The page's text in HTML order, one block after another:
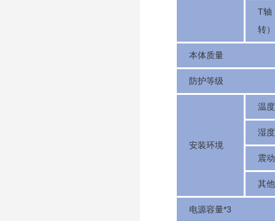
T轴
转）
本体质量
防护等级
安装环境
温度
湿度
震动
其他
电源容量*3